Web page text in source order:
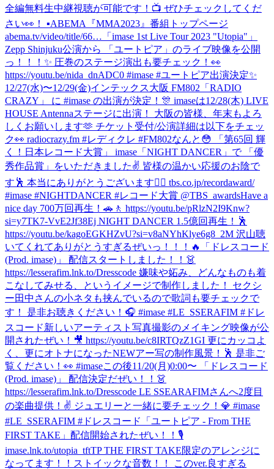
全編無料生中継視聴が可能です！📺 ぜひチェックしてくだ
さい👀！ ▪︎ABEMA『MMA2023』番組トップページ
abema.tv/video/title/66… 「imase 1st Live Tour 2023 "Utopia"」
Zepp Shinjuku公演から 「ユートピア」のライブ映像を公開
っ！！！✨ 圧巻のステージ演出も要チェック！👀
https://youtu.be/nida_dnADC0 #imase #ユートピア出演決定✨
12/27(水)〜12/29(金)インテックス大阪 FM802「RADIO
CRAZY」 に #imase の出演が決定！🎊 imaseは12/28(木) LIVE
HOUSE Antennaステージに出演！ 大阪の皆様、年末もよろ
しくお願いします🫶 チケット受付/公演詳細は以下をチェッ
ク👀 radiocrazy.fm #レディクレ #FM802なんと😳 「第65回 輝
く！日本レコード大賞」 imase「NIGHT DANCER」で 「優
秀作品賞」をいただきました✌️ 皆様の温かい応援のお陰で
す🕺 本当にありがとうございます❤️‍🔥 tbs.co.jp/recordaward/
#imase #NIGHTDANCER #レコード大賞 @TBS_awardsHave a
nice day 700万回再生！🚗🚶 https://youtu.be/pRlzN2I9Knw?
si=y7TK7-VvE2Jf38Ej NIGHT DANCER 1.5億回再生！🕺
https://youtu.be/kagoEGKHZvU?si=v8aNYhKlye6g8_2M 沢山聴
いてくれてありがとうすぎるぜいっ！！！🔥
「ドレスコード
(Prod. imase)」 配信スタートしました！！👗
https://lesserafim.lnk.to/Dresscode 嫌味や妬み、どんなものも着
こなしてみせる、というイメージで制作しました！ セクシ
ー田中さんの小ネタも挟んでいるので歌詞も要チェックで
す！ 是非お聴きください！🎧 #imase #LE_SSERAFIM #ドレ
スコード新しいアーティスト写真撮影のメイキング映像が公
開されたぜい！🎥 https://youtu.be/c8IRTQzZ1GI 更にカッコよ
く、更にオトナになったNEWアー写の制作風景！🕺 是非ご
覧ください！👀 #imaseこの後11/20(月)0:00〜 「ドレスコード
(Prod. imase)」 配信決定だぜい！！👗
https://lesserafim.lnk.to/Dresscode LE SSEARAFIMさんへ2度目
の楽曲提供！✌️ ジュエリーと一緒に要チェック！💎 #imase
#LE_SSERAFIM #ドレスコード
「ユートピア - From THE
FIRST TAKE」配信開始されたぜい！！🎙
imase.lnk.to/utopia_tftTP THE FIRST TAKE限定のアレンジに
なってます！！ストイックな音数！！ このver.良すぎる